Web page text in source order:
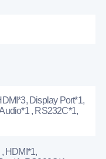
Display Port*1,
, RS232С*1,
HDMI*1,